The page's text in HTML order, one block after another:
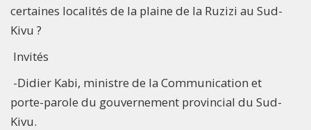
certaines localités de la plaine de la Ruzizi au Sud-
Kivu ?
Invités
-Didier Kabi, ministre de la Communication et
porte-parole du gouvernement provincial du Sud-
Kivu.